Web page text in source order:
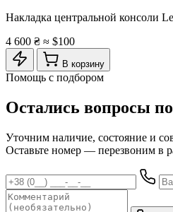
Накладка центральной консоли
4 600 ₴ ≈ $100
В корзину
Помощь с подбором
Остались вопросы
Уточним наличие, состояние и
Оставьте номер — перезвоним в